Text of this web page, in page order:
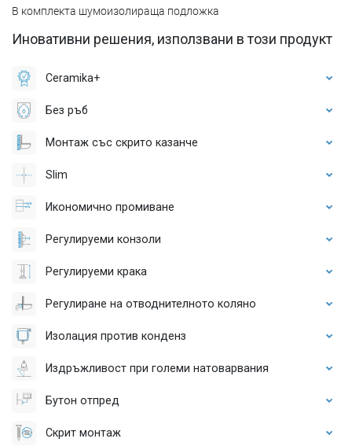
В комплекта шумоизолираща подложка
Иновативни решения, използвани в този продукт
Ceramika+
Без ръб
Монтаж със скрито казанче
Slim
Икономично промиване
Регулируеми конзоли
Регулируеми крака
Регулиране на отводнителното коляно
Изолация против конденз
Издръжливост при големи натоварвания
Бутон отпред
Скрит монтаж